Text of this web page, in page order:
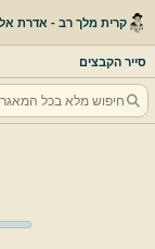
קרית מלך רב - אדרת
סייר הקבצים